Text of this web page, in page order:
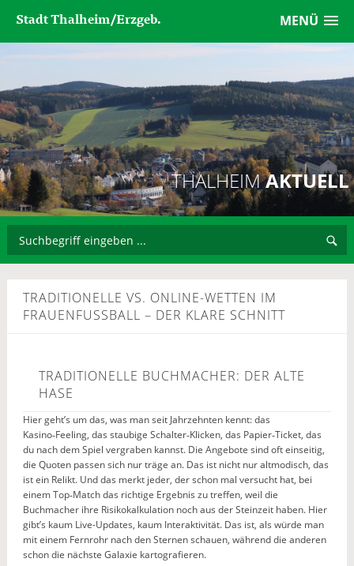
MENÜ
Stadt Thalheim/Erzgeb.
THALHEIMAKTUELL
TRADITIONELLE VS. ONLINE-WETTEN IM
FRAUENFUSSBALL – DER KLARE SCHNITT
TRADITIONELLE BUCHMACHER: DER ALTE
HASE
Hier geht’s um das, was man seit Jahrzehnten kennt: das
Kasino‑Feeling, das staubige Schalter‑Klicken, das Papier‑Ticket, das
du nach dem Spiel vergraben kannst. Die Angebote sind oft einseitig,
die Quoten passen sich nur träge an. Das ist nicht nur altmodisch, das
ist ein Relikt. Und das merkt jeder, der schon mal versucht hat, bei
einem Top‑Match das richtige Ergebnis zu treffen, weil die
Buchmacher ihre Risikokalkulation noch aus der Steinzeit haben. Hier
gibt’s kaum Live-Updates, kaum Interaktivität. Das ist, als würde man
mit einem Fernrohr nach den Sternen schauen, während die anderen
schon die nächste Galaxie kartografieren.